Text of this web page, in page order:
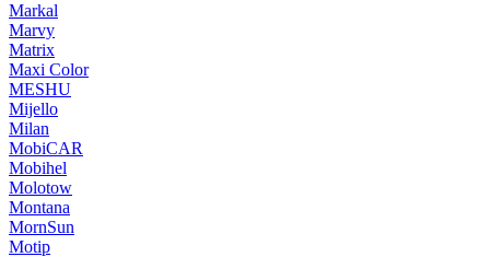
Markal
Marvy
Matrix
Maxi Color
MESHU
Mijello
Milan
MobiCAR
Mobihel
Molotow
Montana
MornSun
Motip